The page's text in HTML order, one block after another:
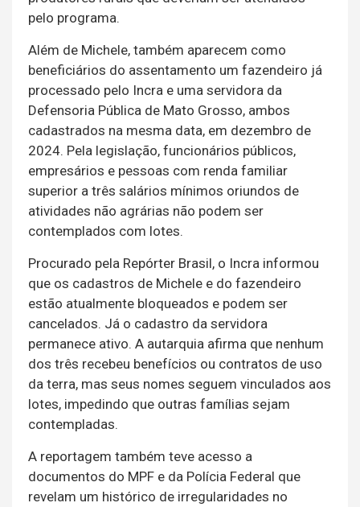
pelo programa.
Além de Michele, também aparecem como
beneficiários do assentamento um fazendeiro já
processado pelo Incra e uma servidora da
Defensoria Pública de Mato Grosso, ambos
cadastrados na mesma data, em dezembro de
2024. Pela legislação, funcionários públicos,
empresários e pessoas com renda familiar
superior a três salários mínimos oriundos de
atividades não agrárias não podem ser
contemplados com lotes.
Procurado pela Repórter Brasil, o Incra informou
que os cadastros de Michele e do fazendeiro
estão atualmente bloqueados e podem ser
cancelados. Já o cadastro da servidora
permanece ativo. A autarquia afirma que nenhum
dos três recebeu benefícios ou contratos de uso
da terra, mas seus nomes seguem vinculados aos
lotes, impedindo que outras famílias sejam
contempladas.
A reportagem também teve acesso a
documentos do MPF e da Polícia Federal que
revelam um histórico de irregularidades no